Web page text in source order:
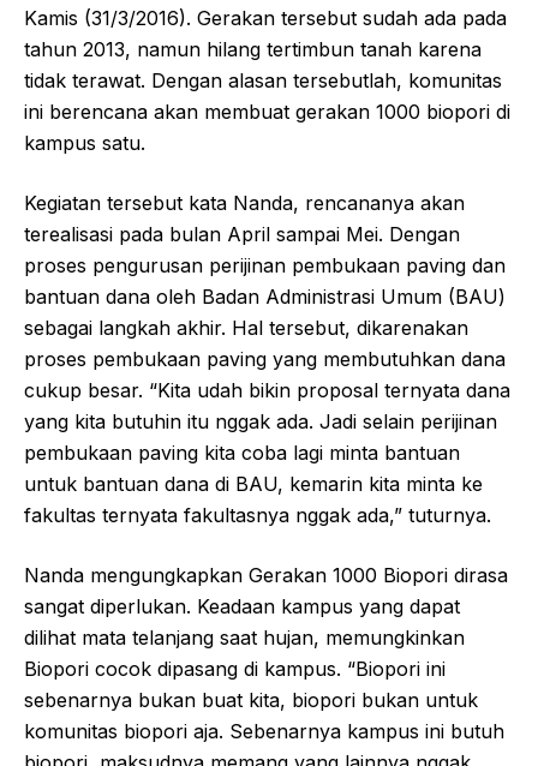
Kamis (31/3/2016). Gerakan tersebut sudah ada pada
tahun 2013, namun hilang tertimbun tanah karena
tidak terawat. Dengan alasan tersebutlah, komunitas
ini berencana akan membuat gerakan 1000 biopori di
kampus satu.
Kegiatan tersebut kata Nanda, rencananya akan
terealisasi pada bulan April sampai Mei. Dengan
proses pengurusan perijinan pembukaan paving dan
bantuan dana oleh Badan Administrasi Umum (BAU)
sebagai langkah akhir. Hal tersebut, dikarenakan
proses pembukaan paving yang membutuhkan dana
cukup besar. “Kita udah bikin proposal ternyata dana
yang kita butuhin itu nggak ada. Jadi selain perijinan
pembukaan paving kita coba lagi minta bantuan
untuk bantuan dana di BAU, kemarin kita minta ke
fakultas ternyata fakultasnya nggak ada,” tuturnya.
Nanda mengungkapkan Gerakan 1000 Biopori dirasa
sangat diperlukan. Keadaan kampus yang dapat
dilihat mata telanjang saat hujan, memungkinkan
Biopori cocok dipasang di kampus. “Biopori ini
sebenarnya bukan buat kita, biopori bukan untuk
komunitas biopori aja. Sebenarnya kampus ini butuh